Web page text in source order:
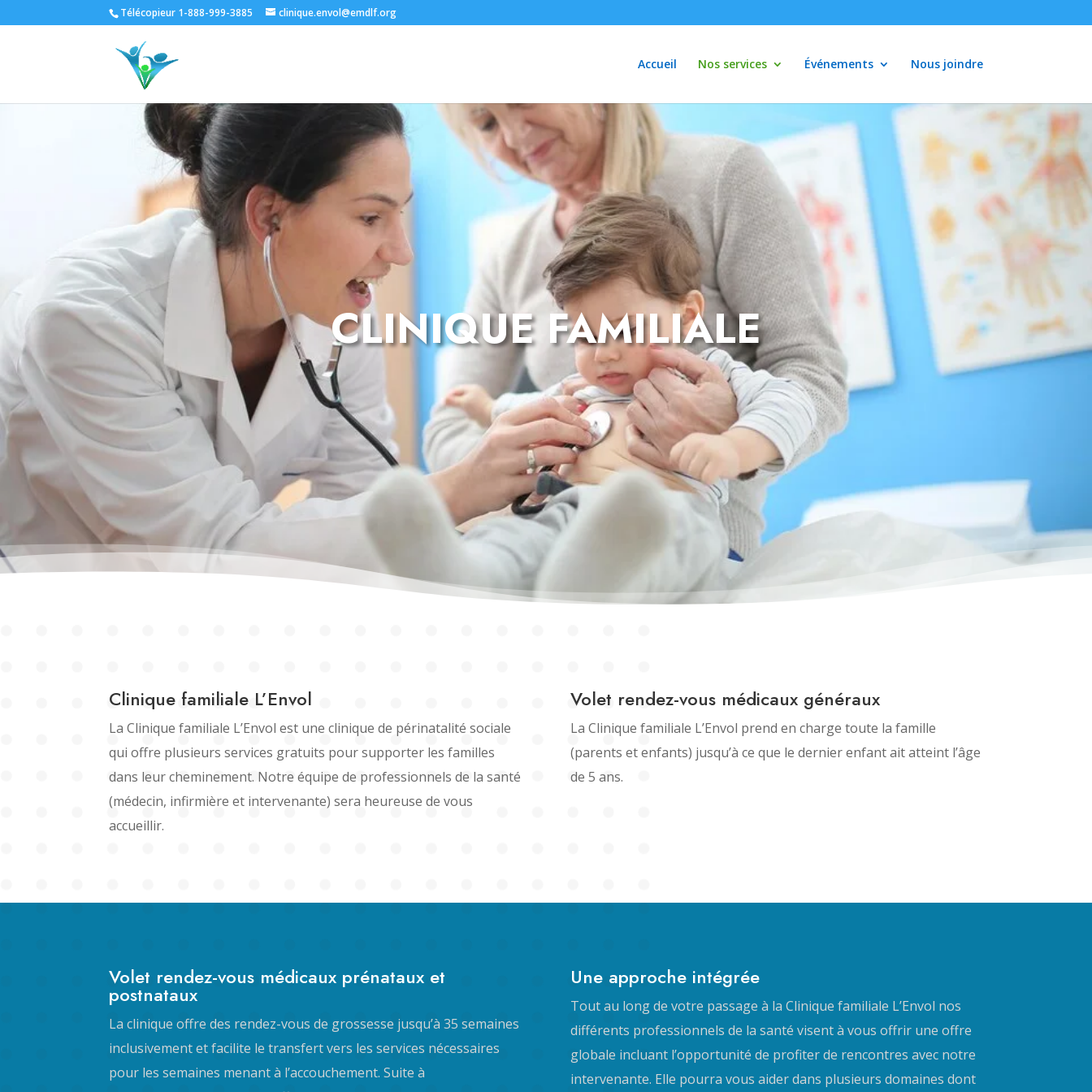
Télécopieur 1-888-999-3885 clinique.envol@emdlf.org
Accueil Nos services Événements Nous joindre
CLINIQUE FAMILIALE
Clinique familiale L’Envol
La Clinique familiale L’Envol est une clinique de périnatalité sociale
qui offre plusieurs services gratuits pour supporter les familles
dans leur cheminement. Notre équipe de professionnels de la santé
(médecin, infirmière et intervenante) sera heureuse de vous
accueillir.
Volet rendez-vous médicaux généraux
La Clinique familiale L’Envol prend en charge toute la famille
(parents et enfants) jusqu’à ce que le dernier enfant ait atteint l’âge
de 5 ans.
Volet rendez-vous médicaux prénataux et
postnataux
La clinique offre des rendez-vous de grossesse jusqu’à 35 semaines
inclusivement et facilite le transfert vers les services nécessaires
pour les semaines menant à l’accouchement. Suite à
Une approche intégrée
Tout au long de votre passage à la Clinique familiale L’Envol nos
différents professionnels de la santé visent à vous offrir une offre
globale incluant l’opportunité de profiter de rencontres avec notre
intervenante. Elle pourra vous aider dans plusieurs domaines dont